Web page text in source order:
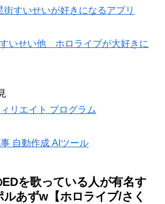
すいせいが好きになるアプリ
いせい他 ホロライブが大好きに
リエイト プログラム
自動作成 AIツール
を歌っている人が有名す
ルあずw【ホロライブ/さく